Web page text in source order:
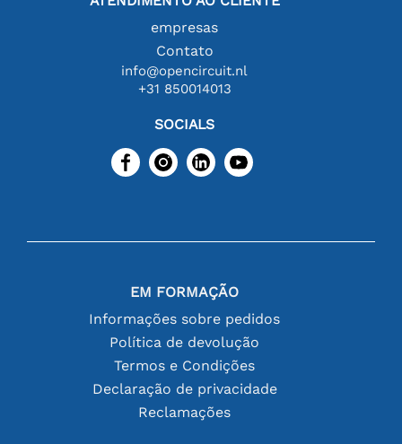
empresas
Contato
info@opencircuit.nl
+31 850014013
SOCIALS
EM FORMAÇÃO
Informações sobre pedidos
Política de devolução
Termos e Condições
Declaração de privacidade
Reclamações